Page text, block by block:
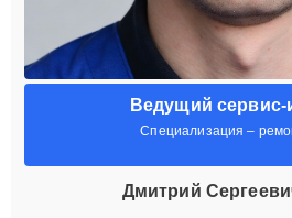
Ведущий сервис-
Специализация –
Дмитрий